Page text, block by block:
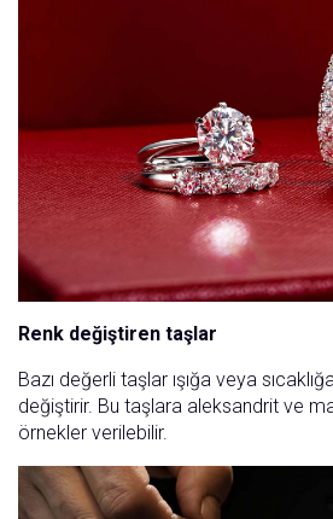
Renk değiştiren taşlar
Bazı değerli taşlar ışığa veya
değiştirir. Bu taşlara aleksandrit ve
örnekler verilebilir.